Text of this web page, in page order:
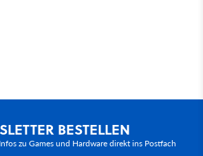
BESTELLEN
zu Games und Hardware direkt ins Postfach